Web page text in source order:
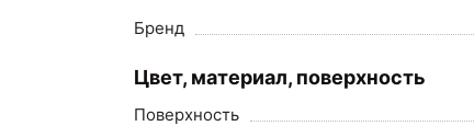
Бренд
Цвет, материал, поверхность
Поверхность